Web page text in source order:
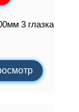
3 глазка